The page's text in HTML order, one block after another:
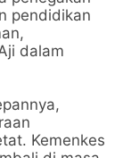
pendidikan
dalam
Kemenkes